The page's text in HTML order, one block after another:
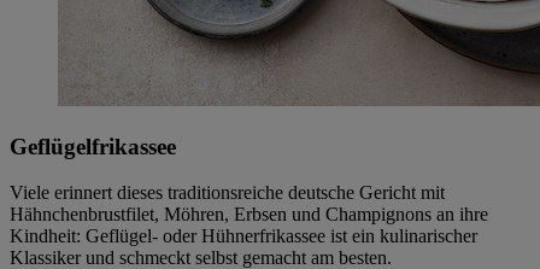
Geflügelfrikassee
Viele erinnert dieses traditionsreiche deutsche Gericht mit
Hähnchenbrustfilet, Möhren, Erbsen und Champignons an ihre
Kindheit: Geflügel- oder Hühnerfrikassee ist ein kulinarischer
Klassiker und schmeckt selbst gemacht am besten.